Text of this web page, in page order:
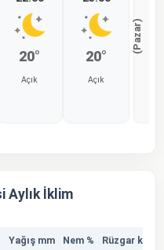
20°
Açık
20°
Açık
)
Aylık İklim
Yağış mm Nem % Rüzgar km/s